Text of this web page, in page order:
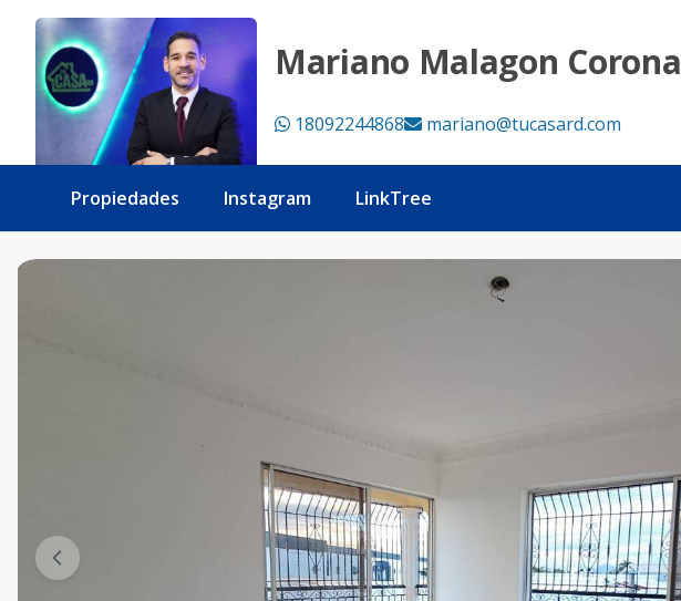
Mariano Malagon Corona
18092244868 mariano@tucasard.com
Propiedades Instagram LinkTree
Vendo apartamento clásico con hermosa vista despejada y balcón - Tu Casa RD